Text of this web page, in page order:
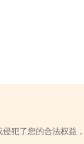
犯了您的合法权益